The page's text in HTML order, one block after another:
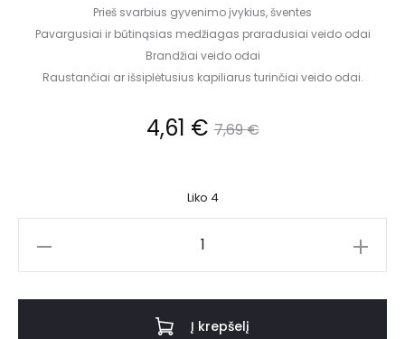
Prieš svarbius gyvenimo įvykius, šventes
Pavargusiai ir būtinąsias medžiagas praradusiai veido odai
Brandžiai veido odai
Raustančiai ar išsiplėtusius kapiliarus turinčiai veido odai.
7,69€
4,61 €
Liko 4
Į krepšelį